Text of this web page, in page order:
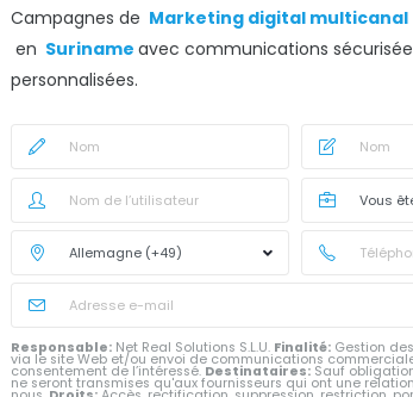
Campagnes de Marketing digital multicanal
en Surinameavec communications
personnalisées.
Responsable: Net Real Solutions S.L.U. Finalité: Gestion
via le site Web et/ou envoi de communications
consentement de l’intéressé. Destinataires: Sauf
ne seront transmises qu'aux fournisseurs qui ont une